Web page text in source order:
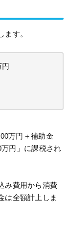
す。
円
万円＋補助金
円」に課税され
み費用から消費
は全額計上しま